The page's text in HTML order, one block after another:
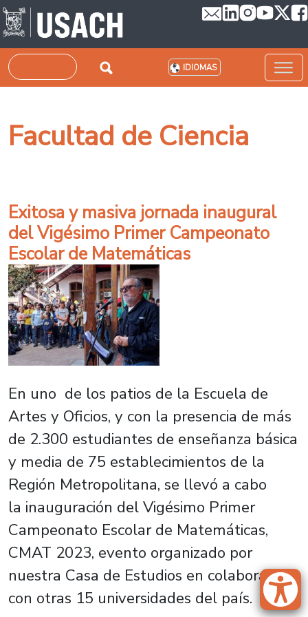
Pasar al contenido principal
Buscar IDIOMAS
Facultad de Ciencia
Exitosa y masiva jornada inaugural
del Vigésimo Primer Campeonato
Escolar de Matemáticas
En uno de los patios de la Escuela de
Artes y Oficios, y con la presencia de más
de 2.300 estudiantes de enseñanza básica
y media de 75 establecimientos de la
Región Metropolitana, se llevó a cabo
la inauguración del Vigésimo Primer
Campeonato Escolar de Matemáticas,
CMAT 2023, evento organizado por
nuestra Casa de Estudios en colaboración
con otras 15 universidades del país.